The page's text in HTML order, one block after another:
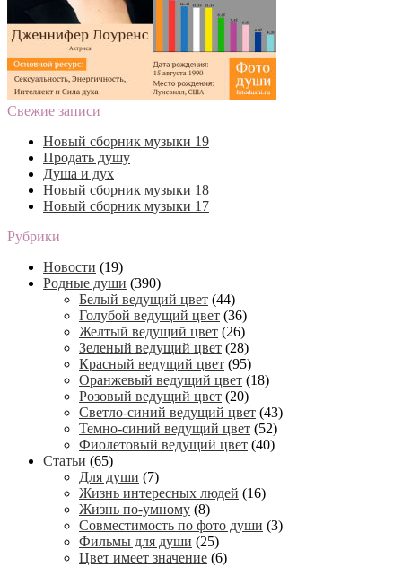
Свежие записи
Новый сборник музыки 19
Продать душу
Душа и дух
Новый сборник музыки 18
Новый сборник музыки 17
Рубрики
Новости (19)
Родные души (390)
Белый ведущий цвет (44)
Голубой ведущий цвет (36)
Желтый ведущий цвет (26)
Зеленый ведущий цвет (28)
Красный ведущий цвет (95)
Оранжевый ведущий цвет (18)
Розовый ведущий цвет (20)
Светло-синий ведущий цвет (43)
Темно-синий ведущий цвет (52)
Фиолетовый ведущий цвет (40)
Статьи (65)
Для души (7)
Жизнь интересных людей (16)
Жизнь по-умному (8)
Совместимость по фото души (3)
Фильмы для души (25)
Цвет имеет значение (6)